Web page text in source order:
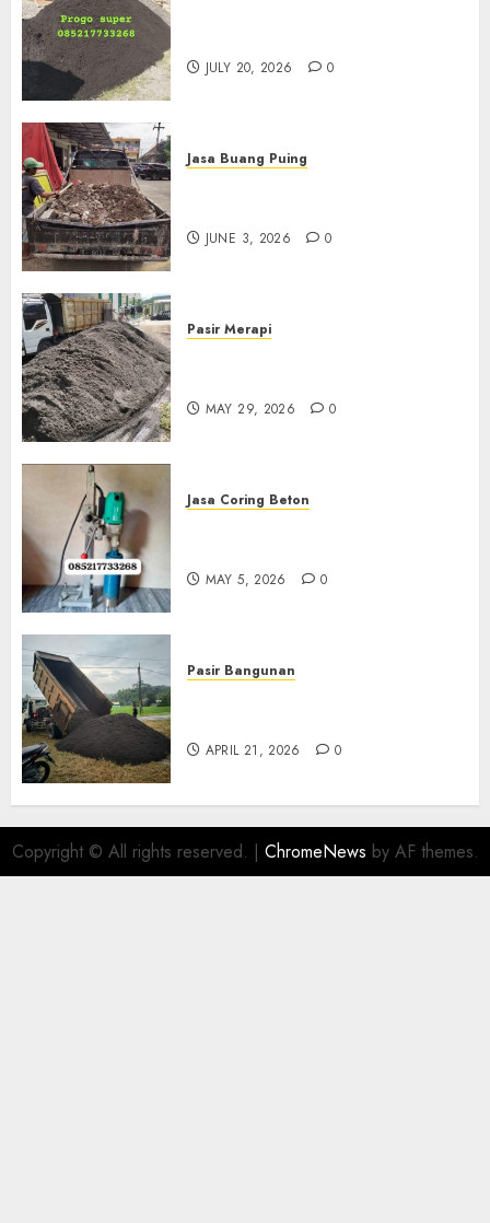
JULY 20, 2026 0
Jasa Buang Puing
JUNE 3, 2026 0
Pasir Merapi
MAY 29, 2026 0
Jasa Coring Beton
MAY 5, 2026 0
Pasir Bangunan
APRIL 21, 2026 0
Copyright © All rights reserved. | ChromeNews by AF themes.